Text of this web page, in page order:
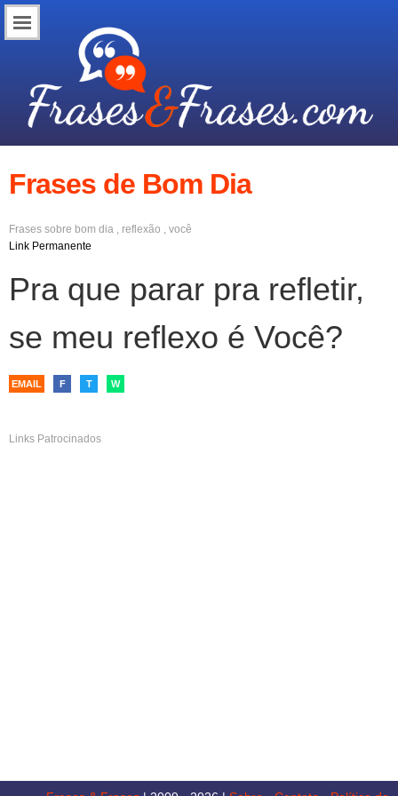
Frases de Bom Dia
Frases sobre bom dia , reflexão , você
Link Permanente
Pra que parar pra refletir,
se meu reflexo é Você?
EMAIL F T W
Links Patrocinados